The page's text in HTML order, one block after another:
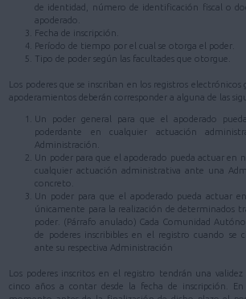
de identidad, número de identificación fiscal o
apoderado.
Fecha de inscripción.
Período de tiempo por el cual se otorga el poder.
Tipo de poder según las facultades que otorgue.
Los poderes que se inscriban en los registros electrónicos
apoderamientos deberán corresponder a alguna de las
Un poder general para que el apoderado
poderdante en cualquier actuación
Administración.
Un poder para que el apoderado pueda actuar en
cualquier actuación administrativa ante una
concreto.
Un poder para que el apoderado pueda actuar
únicamente para la realización de determinados
poder. (Párrafo anulado) Cada Comunidad
de poderes inscribibles en el registro cuando se
ante su respectiva Administración
Los poderes inscritos en el registro tendrán una
cinco años a contar desde la fecha de inscripción.